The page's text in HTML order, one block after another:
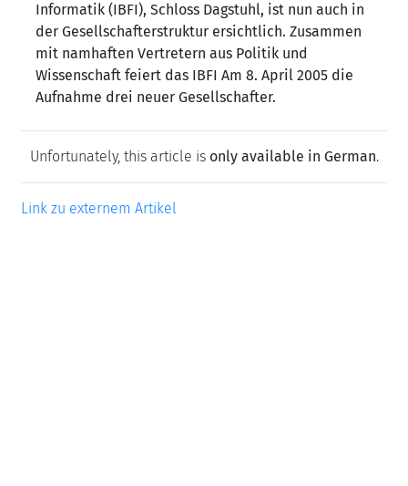
Informatik (IBFI), Schloss Dagstuhl, ist nun auch in
der Gesellschafterstruktur ersichtlich. Zusammen
mit namhaften Vertretern aus Politik und
Wissenschaft feiert das IBFI Am 8. April 2005 die
Aufnahme drei neuer Gesellschafter.
Unfortunately, this article is only available in German.
Link zu externem Artikel